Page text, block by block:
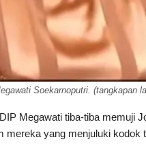
Soekarnoputri. (tangkapan
Megawati tiba-tiba memuji
mereka yang menjuluki kodok